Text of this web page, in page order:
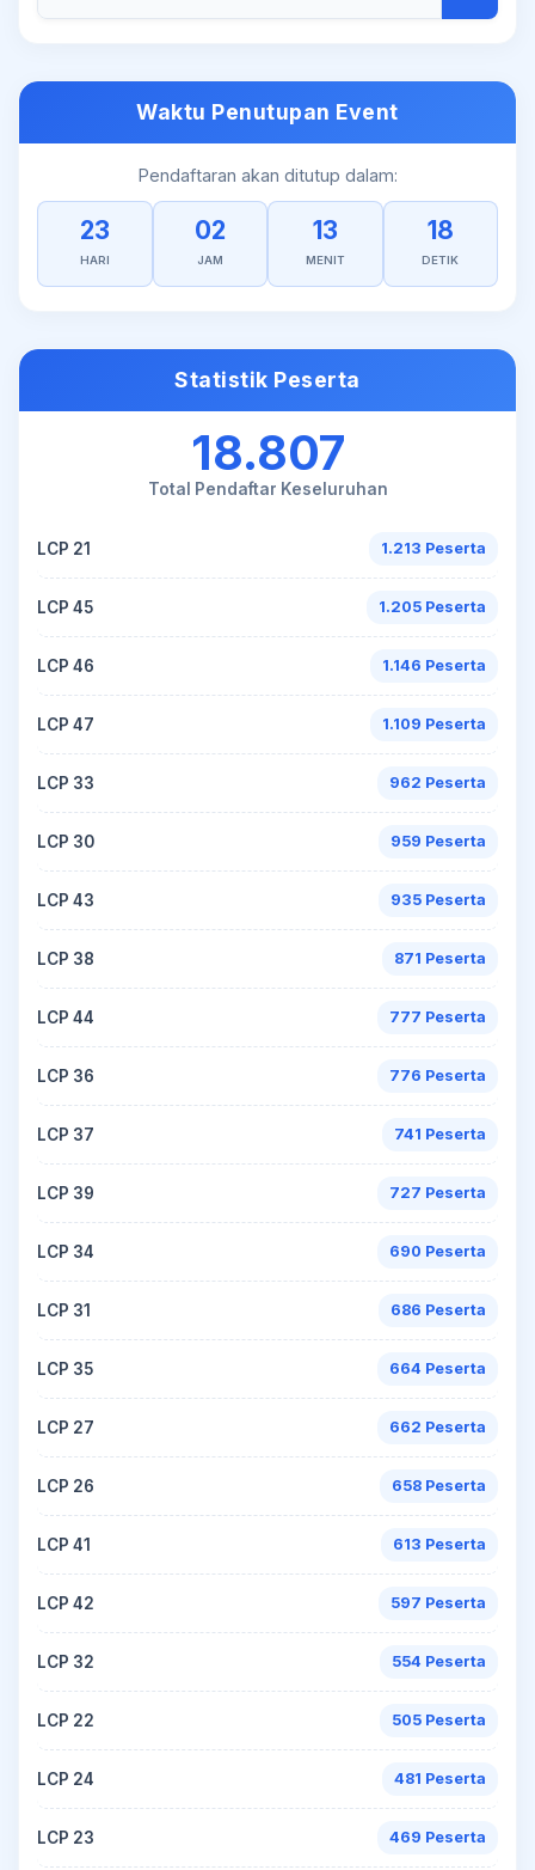
Waktu Penutupan Event
Pendaftaran akan ditutup dalam:
23
HARI
02
JAM
13
MENIT
18
DETIK
Statistik Peserta
18.807
Total Pendaftar Keseluruhan
LCP 21 1.213 Peserta
LCP 45 1.205 Peserta
LCP 46 1.146 Peserta
LCP 47 1.109 Peserta
LCP 33 962 Peserta
LCP 30 959 Peserta
LCP 43 935 Peserta
LCP 38 871 Peserta
LCP 44 777 Peserta
LCP 36 776 Peserta
LCP 37 741 Peserta
LCP 39 727 Peserta
LCP 34 690 Peserta
LCP 31 686 Peserta
LCP 35 664 Peserta
LCP 27 662 Peserta
LCP 26 658 Peserta
LCP 41 613 Peserta
LCP 42 597 Peserta
LCP 32 554 Peserta
LCP 22 505 Peserta
LCP 24 481 Peserta
LCP 23 469 Peserta